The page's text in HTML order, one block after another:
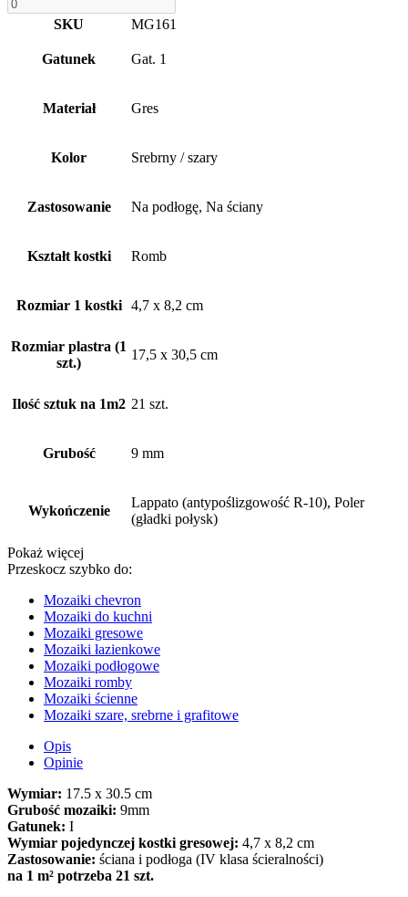
SKU MG161
Gatunek Gat. 1
Materiał Gres
Kolor Srebrny / szary
Zastosowanie Na podłogę, Na ściany
Kształt kostki Romb
Rozmiar 1 kostki 4,7 x 8,2 cm
Rozmiar plastra (1
szt.)
17,5 x 30,5 cm
Ilość sztuk na 1m2 21 szt.
Grubość 9 mm
Wykończenie
Lappato (antypoślizgowość R-10), Poler
(gładki połysk)
Pokaż więcej
Przeskocz szybko do:
Mozaiki chevron
Mozaiki do kuchni
Mozaiki gresowe
Mozaiki łazienkowe
Mozaiki podłogowe
Mozaiki romby
Mozaiki ścienne
Mozaiki szare, srebrne i grafitowe
Opis
Opinie
Wymiar: 17.5 x 30.5 cm
Grubość mozaiki: 9mm
Gatunek: I
Wymiar pojedynczej kostki gresowej: 4,7 x 8,2 cm
Zastosowanie: ściana i podłoga (IV klasa ścieralności)
na 1 m² potrzeba 21 szt.